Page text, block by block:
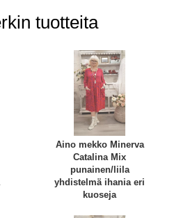
tuotteita
Aino mekko Minerva
Catalina Mix
punainen/liila
yhdistelmä ihania eri
kuoseja